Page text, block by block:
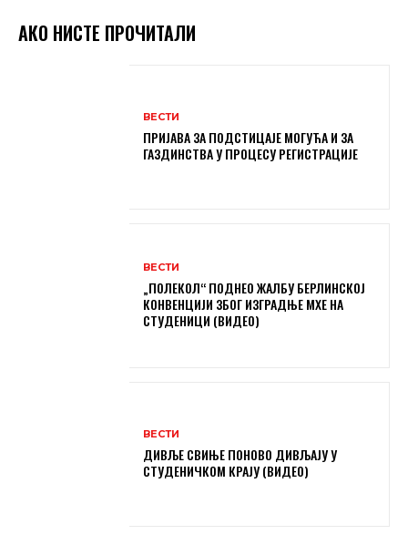
АКО НИСТЕ ПРОЧИТАЛИ
ВЕСТИ
ПРИЈАВА ЗА ПОДСТИЦАЈЕ МОГУЋА И ЗА
ГАЗДИНСТВА У ПРОЦЕСУ РЕГИСТРАЦИЈЕ
ВЕСТИ
„ПОЛЕКОЛ“ ПОДНЕО ЖАЛБУ БЕРЛИНСКОЈ
КОНВЕНЦИЈИ ЗБОГ ИЗГРАДЊЕ МХЕ НА
СТУДЕНИЦИ (ВИДЕО)
ВЕСТИ
ДИВЉЕ СВИЊЕ ПОНОВО ДИВЉАЈУ У
СТУДЕНИЧКОМ КРАЈУ (ВИДЕО)